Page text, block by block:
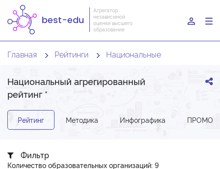
best-edu
Агрегатор
независимой
оценки высшего
образования
Главная Рейтинги Национальные
Национальный агрегированный
рейтинг *
Рейтинг Методика Инфографика ПРОМО-
Фильтр
Количество образовательных организаций: 9